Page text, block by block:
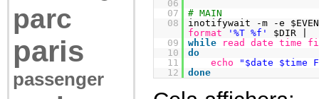
parc
paris
passenger
06
07
# MAIN
08
inotifywait -m -e
format
'%T %f'
$DIR |
09
while read date time
10
do
11
echo
"$date
12
done